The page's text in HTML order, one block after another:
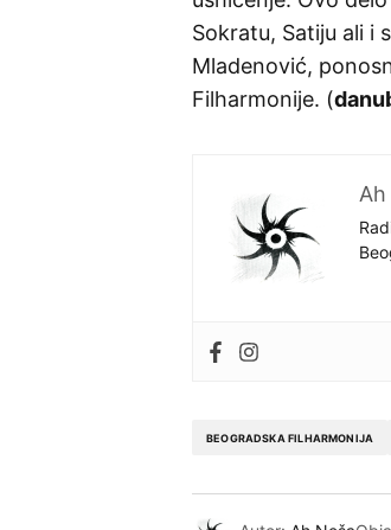
Sokratu, Satiju ali i
Mladenović,
Filharmonije. (
Ah
BEOGRADSKA FILHARMONIJA